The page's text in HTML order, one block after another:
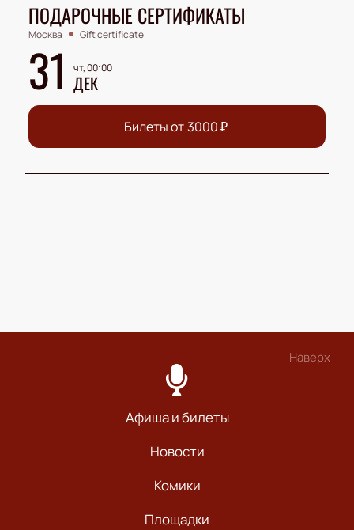
ПОДАРОЧНЫЕ СЕРТИФИКАТЫ
Москва Gift certificate
31 чт, 00:00
ДЕК
Билеты от 3000₽
Наверх
Афиша и билеты
Новости
Комики
Площадки